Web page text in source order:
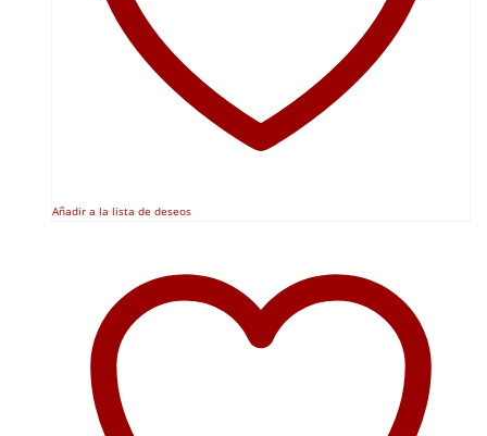
Añadir a la lista de deseos